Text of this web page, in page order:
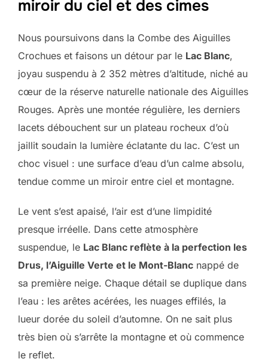
miroir du ciel et des cimes
Nous poursuivons dans la Combe des Aiguilles
Crochues et faisons un détour par le Lac Blanc,
joyau suspendu à 2 352 mètres d’altitude, niché au
cœur de la réserve naturelle nationale des Aiguilles
Rouges. Après une montée régulière, les derniers
lacets débouchent sur un plateau rocheux d’où
jaillit soudain la lumière éclatante du lac. C’est un
choc visuel : une surface d’eau d’un calme absolu,
tendue comme un miroir entre ciel et montagne.
Le vent s’est apaisé, l’air est d’une limpidité
presque irréelle. Dans cette atmosphère
suspendue, le Lac Blanc reflète à la perfection les
Drus, l’Aiguille Verte et le Mont-Blanc nappé de
sa première neige. Chaque détail se duplique dans
l’eau : les arêtes acérées, les nuages effilés, la
lueur dorée du soleil d’automne. On ne sait plus
très bien où s’arrête la montagne et où commence
le reflet.